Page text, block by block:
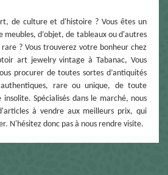
de culture et d'histoire ? Vous êtes un
d’objet, de tableaux ou d'autres
? Vous trouverez votre bonheur chez
art jewelry vintage à Tabanac, Vous
procurer de toutes sortes d’antiquités
rare ou unique, de toute
Spécialisés dans le marché, nous
à vendre aux meilleurs prix, qui
N'hésitez donc pas à nous rendre visite.